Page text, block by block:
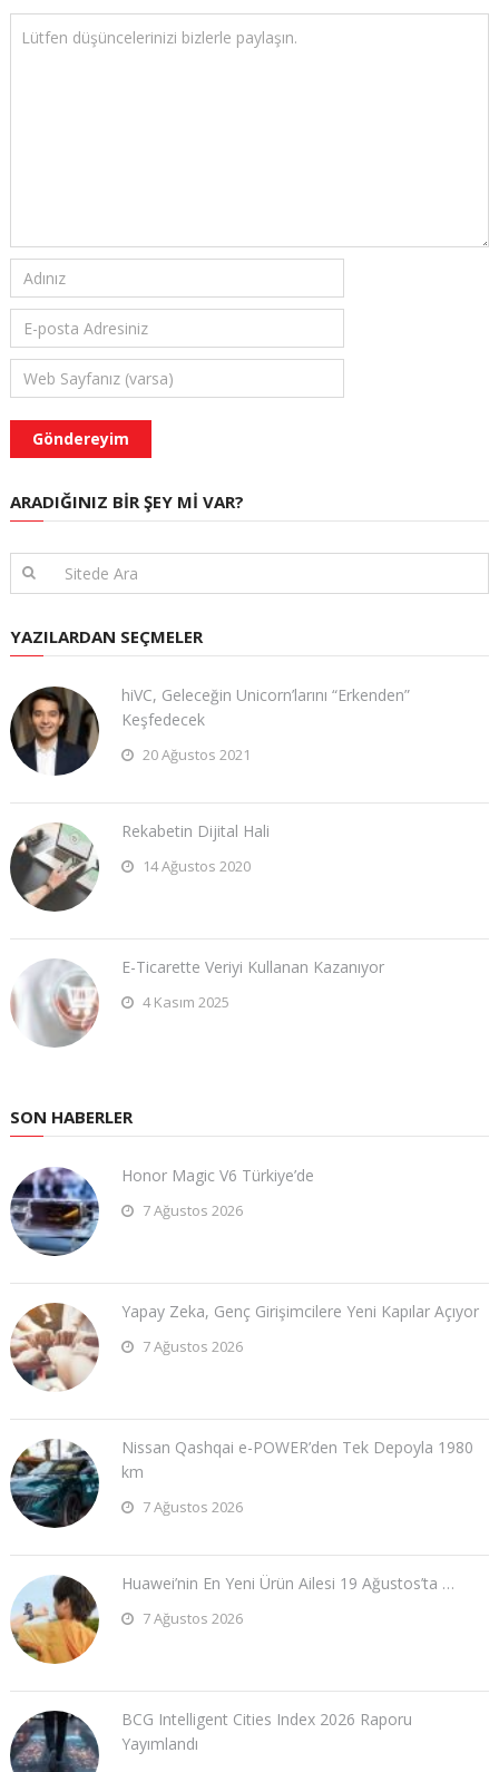
ARADIĞINIZ BIR ŞEY MI VAR?
YAZILARDAN SEÇMELER
hiVC, Geleceğin Unicorn’larını “Erkenden”
Keşfedecek
20 Ağustos 2021
Rekabetin Dijital Hali
14 Ağustos 2020
E-Ticarette Veriyi Kullanan Kazanıyor
4 Kasım 2025
SON HABERLER
Honor Magic V6 Türkiye’de
7 Ağustos 2026
Yapay Zeka, Genç Girişimcilere Yeni Kapılar Açıyor
7 Ağustos 2026
Nissan Qashqai e-POWER’den Tek Depoyla 1980
km
7 Ağustos 2026
Huawei’nin En Yeni Ürün Ailesi 19 Ağustos’ta …
7 Ağustos 2026
BCG Intelligent Cities Index 2026 Raporu
Yayımlandı